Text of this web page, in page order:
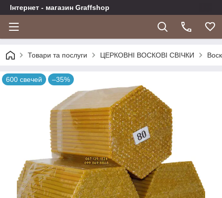
Інтернет - магазин Graffshop
Товари та послуги ЦЕРКОВНІ ВОСКОВІ СВІЧКИ
600 свечей –35%